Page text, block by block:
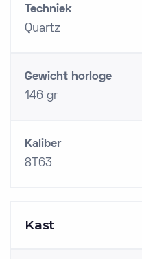
Techniek
Quartz
Gewicht horloge
146 gr
Kaliber
8T63
Kast